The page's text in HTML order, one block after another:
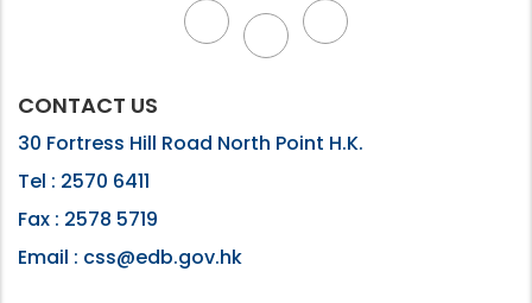
CONTACT US
30 Fortress Hill Road North Point H.K.
Tel : 2570 6411
Fax : 2578 5719
Email : css@edb.gov.hk